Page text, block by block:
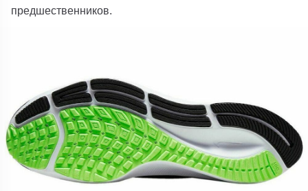
предшественников.